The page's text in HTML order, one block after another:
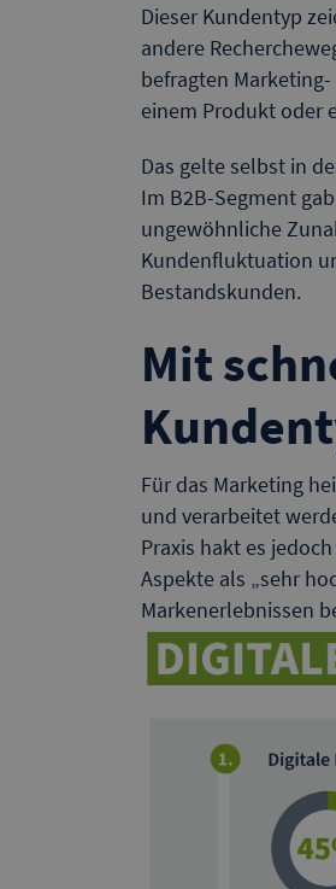
Dieser Kundentyp
andere
befragten
einem Produkt oder
Das gelte selbst in
Im B2B-Segment
ungewöhnliche
Kundenfluktuation
Bestandskunden.
Mit
Für das Marketing
und verarbeitet
Praxis hakt es
Aspekte als „sehr
Markenerlebnissen